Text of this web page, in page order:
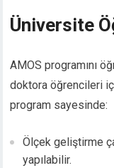
Üniversite
AMOS programını
doktora öğrencileri
program sayesinde:
Ölçek geliştirme
yapılabilir.